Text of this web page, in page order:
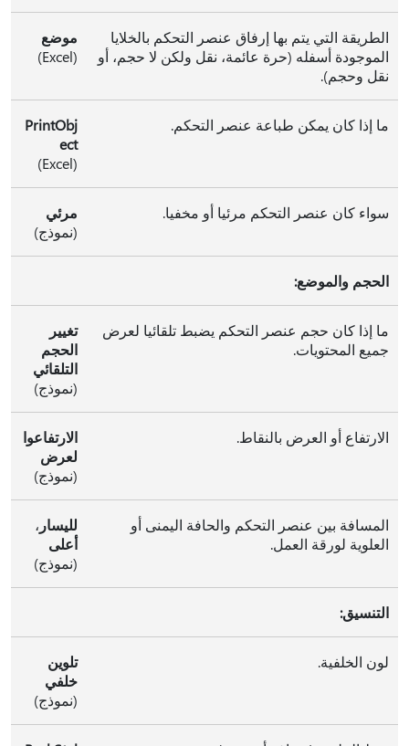
الطريقة التي يتم بها إرفاق عنصر التحكم بالخلايا
الموجودة أسفله (حرة عائمة، نقل ولكن لا حجم، أو
نقل وحجم).
موضع
(Excel)
ما إذا كان يمكن طباعة عنصر التحكم.
PrintObj
ect
(Excel)
سواء كان عنصر التحكم مرئيا أو مخفيا.
مرئي
(نموذج)
الحجم والموضع:
ما إذا كان حجم عنصر التحكم يضبط تلقائيا لعرض
جميع المحتويات.
تغيير
الحجم
التلقائي
(نموذج)
الارتفاع أو العرض بالنقاط. الارتفاعوا
لعرض
(نموذج)
المسافة بين عنصر التحكم والحافة اليمنى أو
العلوية لورقة العمل.
لليسار ،
أعلى
(نموذج)
التنسيق:
لون الخلفية.
تلوين
خلفي
(نموذج)